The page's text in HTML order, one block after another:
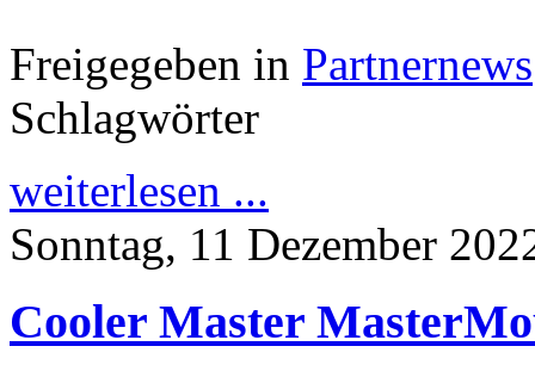
Freigegeben in Partnernews
Schlagwörter
weiterlesen ...
Sonntag, 11 Dezember
Cooler Master